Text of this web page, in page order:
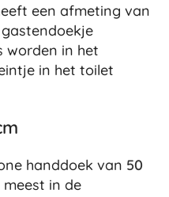
een afmeting van
worden in het
in het toilet
handdoek van 50
in de